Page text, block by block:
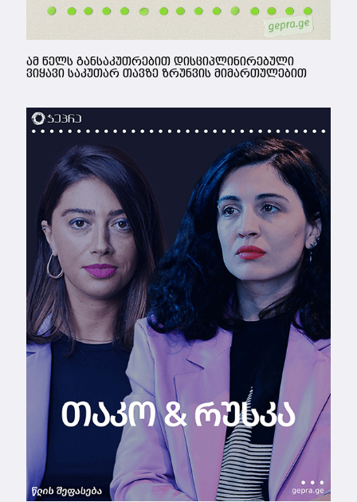
ამ წელს განსაკუთრებით დისციპლინირებული
ვიყავი საკუთარ თავზე ზრუნვის მიმართულებით